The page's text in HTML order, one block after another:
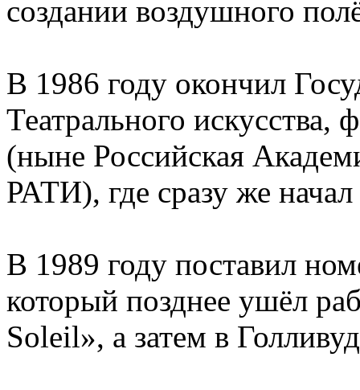
создании воздушного
В 1986 году окончил
Театрального искусства,
(ныне Российская
РАТИ), где сразу же начал
В 1989 году поставил
который позднее ушёл
Soleil», а затем в